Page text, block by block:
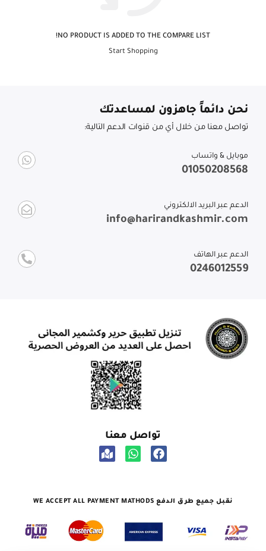
NO PRODUCT IS ADDED TO THE COMPARE LIST!
Start Shopping
نحن دائماً جاهزون لمساعدتك
تواصل معنا من خلال أي من قنوات الدعم التالية:
موبايل & واتساب
01050208568
الدعم عبر البريد الالكتروني
info@harirandkashmir.com
الدعم عبر الهاتف
0246012559
تواصل معنا
نقبل جميع طرق الدفع WE ACCEPT ALL PAYMENT MATHODS